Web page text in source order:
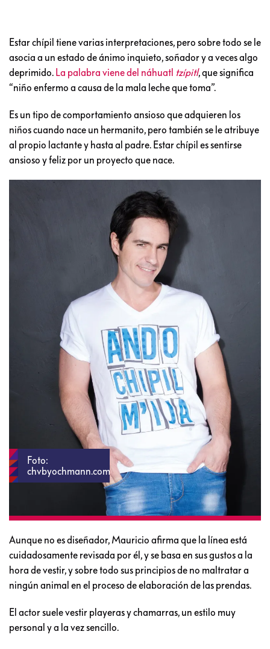
Estar chípil tiene varias interpretaciones, pero sobre todo se le
asocia a un estado de ánimo inquieto, soñador y a veces algo
deprimido. La palabra viene del náhuatl tzípitl, que significa
“niño enfermo a causa de la mala leche que toma”.
Es un tipo de comportamiento ansioso que adquieren los
niños cuando nace un hermanito, pero también se le atribuye
al propio lactante y hasta al padre. Estar chípil es sentirse
ansioso y feliz por un proyecto que nace.
Foto:
chvbyochmann.com
Aunque no es diseñador, Mauricio afirma que la línea está
cuidadosamente revisada por él, y se basa en sus gustos a la
hora de vestir, y sobre todo sus principios de no maltratar a
ningún animal en el proceso de elaboración de las prendas.
El actor suele vestir playeras y chamarras, un estilo muy
personal y a la vez sencillo.